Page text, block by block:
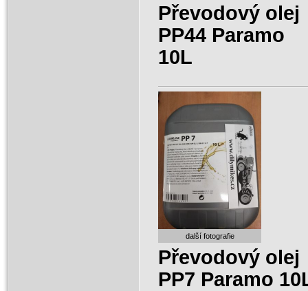
Převodový olej
PP44 Paramo
10L
další fotografie
Převodový olej
PP7 Paramo